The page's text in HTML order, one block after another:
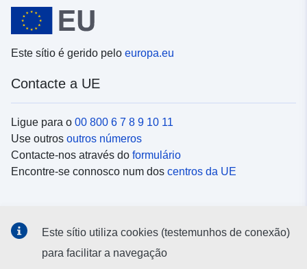
Este sítio é gerido pelo europa.eu
Contacte a UE
Ligue para o 00 800 6 7 8 9 10 11
Use outros outros números
Contacte-nos através do formulário
Encontre-se connosco num dos centros da UE
Procure as contas da UE nasredes sociais
Este sítio utiliza cookies (testemunhos de conexão)
para facilitar a navegação